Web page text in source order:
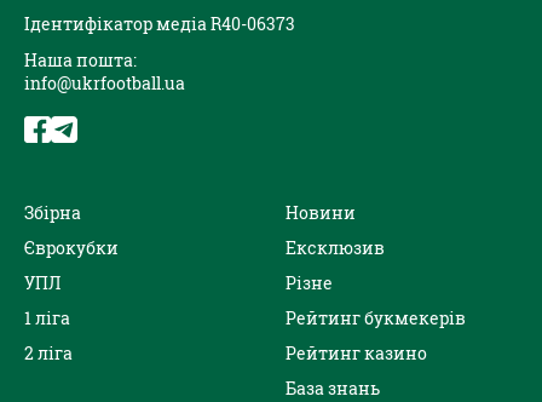
Ідентифікатор медіа R40-06373
Наша пошта:
info@ukrfootball.ua
Збірна
Єврокубки
УПЛ
1 ліга
2 ліга
Новини
Ексклюзив
Різне
Рейтинг букмекерів
Рейтинг казино
База знань